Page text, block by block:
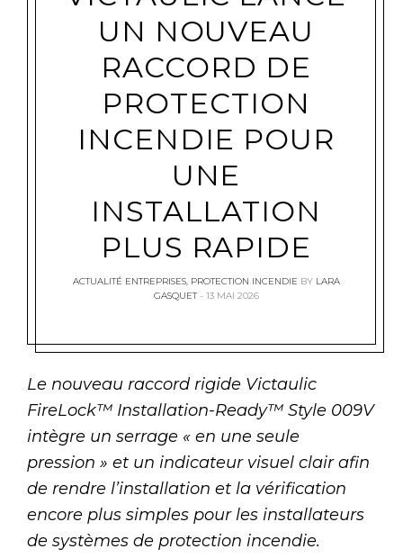
UN NOUVEAU
RACCORD DE
PROTECTION
INCENDIE POUR
UNE
INSTALLATION
PLUS RAPIDE
ACTUALITÉ ENTREPRISES, PROTECTION INCENDIE BY LARA
GASQUET
13 MAI 2026
Le nouveau raccord rigide Victaulic
FireLock™ Installation-Ready™ Style 009V
intègre un serrage « en une seule
pression » et un indicateur visuel clair afin
de rendre l’installation et la vérification
encore plus simples pour les installateurs
de systèmes de protection incendie.